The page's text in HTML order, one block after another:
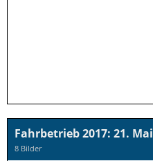
Fahrbetrieb 2017: 21. Mai
8 Bilder